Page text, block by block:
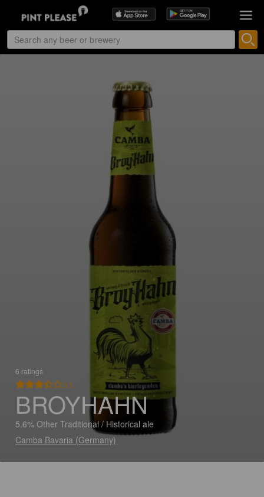
6 ratings
3.5
BROYHAHN
5.6% Other Traditional / Historical ale
Camba Bavaria (Germany)